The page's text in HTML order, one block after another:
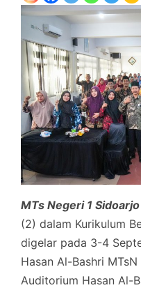
MTs Negeri 1 Sidoarjo
(2) dalam Kurikulum
digelar pada 3-4
Hasan Al-Bashri
Auditorium Hasan Al-